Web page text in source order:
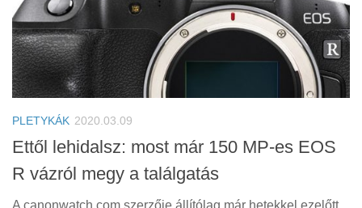
PLETYKÁK 2020.03.09
Ettől lehidalsz: most már 150 MP-es EOS
R vázról megy a találgatás